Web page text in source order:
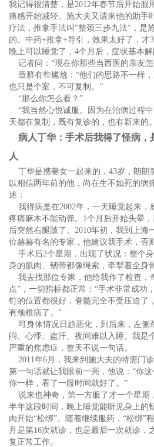
我记得很清楚，是2012年春节后开始服
痛感开始减轻。施大夫又请来他的助手
疗法，推拿手法叫“整颈三步九法”，是
的。中药+推拿+导引，效果太好了，才
晚上可以睡觉了，4个月后，症状基本解
记者问：“现在你那些当西医的亲友
章群有些尴尬：“他们的思路不一样，
也只是个案，不可复制。”
“那么你怎么看？”
“我当然心悦诚服。因为在治病过程
天都在复制，既有复诊的，也有新来的
病人丁华：手术后我得了怪病，
人
丁华是携妻女一起来的，43岁，朗朗
以相信两年前的他，尚在生不如死的病
述：
我得病是在2002年，一天睡觉起来，
疼痛麻木不能动弹。1个月后开始头晕
后突然右腿跛了。2010年初，我到上海
位赫赫有名的专家，他建议我手术，否
手术后2个星期，出现了状况：整个
身的肌肉、韧带都像绳索，牵掣着全身
我去找那位专家，他给我作了检查，
点”，一切指标都正常：“手术非常成功
钉的位置都很好，脊髓完全不受压迫了
有颈椎病了。”
可身体情况日趋恶化，到后来，左侧
闷、心悸、盗汗、夜间难以入睡。我是
严重的焦虑症，整天不说一句话。
2011年6月，我来到施大夫的特需门
第一句话就让我眼前一亮，他说：“你
你一样，看了一段时间就好了。”
说来也神奇，第一方服了才一个星期
半年这段时间，晚上睡觉能听见身上的
肉开始“松绑”。随着继续服药，“松绑”
月是第16次就诊，也是最后一次就诊，
复正常工作。